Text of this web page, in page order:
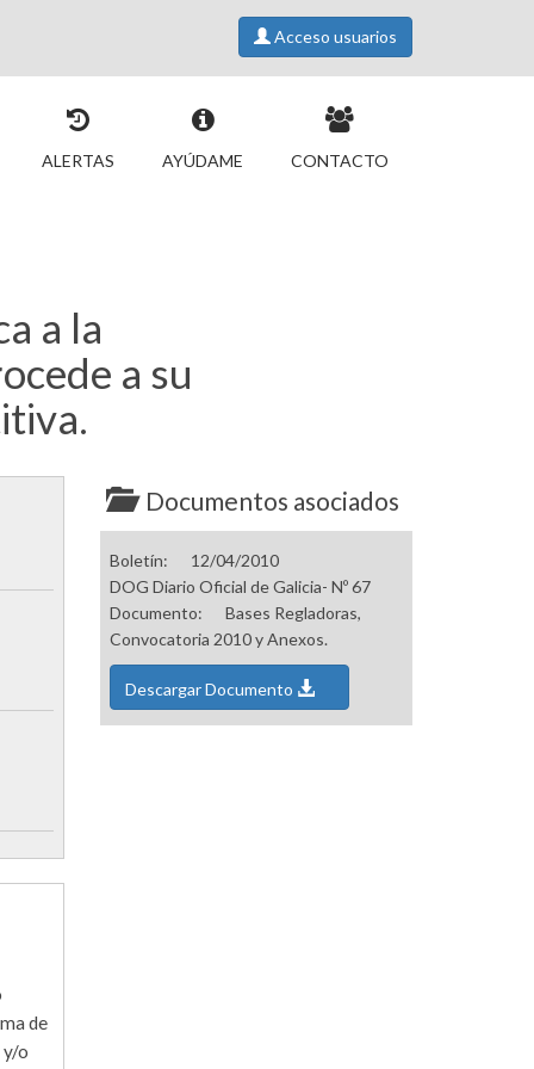
Acceso usuarios
ALERTAS AYÚDAME CONTACTO
a la
a su
de
y/o
Documentos asociados
Boletín:
12/04/2010
DOG Diario Oficial de Galicia- Nº 67
Documento:
Bases Regladoras,
Convocatoria 2010 y Anexos.
Descargar Documento